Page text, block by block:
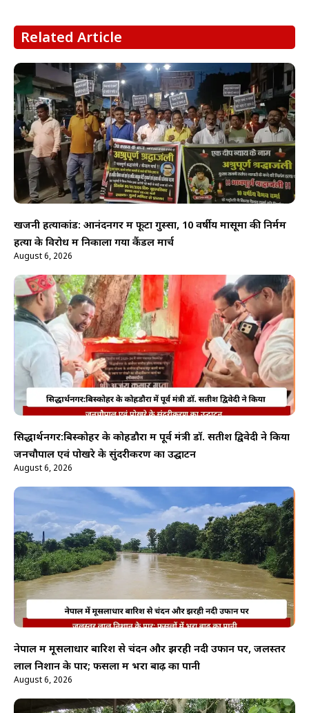
Related Article
खजनी हत्याकांड: आनंदनगर में फूटा गुस्सा, 10 वर्षीय मासूमों की निर्मम
हत्या के विरोध में निकाला गया कैंडल मार्च
August 6, 2026
सिद्धार्थनगर:बिस्कोहर के कोहडौरा में पूर्व मंत्री डॉ. सतीश द्विवेदी ने किया
जनचौपाल एवं पोखरे के सुंदरीकरण का उद्घाटन
August 6, 2026
नेपाल में मूसलाधार बारिश से चंदन और झरही नदी उफान पर, जलस्तर
लाल निशान के पार; फसलों में भरा बाढ़ का पानी
August 6, 2026